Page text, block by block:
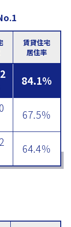
賃貸住宅
居住率
84.1%
67.5％
64.4％